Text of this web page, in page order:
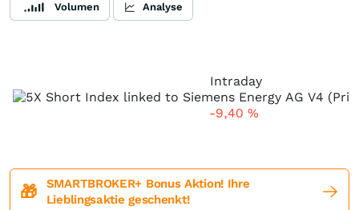
Volumen Analyse
Intraday
-9,40 %
🎁
SMARTBROKER+ Bonus Aktion! Ihre
Lieblingsaktie geschenkt!